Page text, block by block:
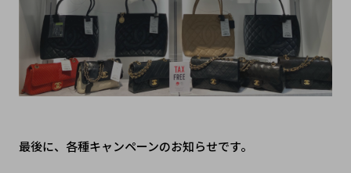
最後に、各種キャンペーンのお知らせです。